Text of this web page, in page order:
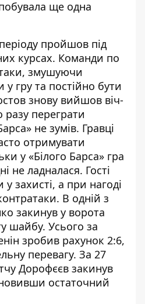
ще одна
пройшов під
курсах. Команди по
змушуючи
у гру та постійно бути
знову вийшов віч-
разу переграти
не зумів. Гравці
отримувати
у «Білого Барса» гра
не ладналася. Гості
у захисті, а при нагоді
В одній з
закинув у ворота
шайбу. Усього за
зробив рахунок 2:6,
перевагу. За 27
Дорофєєв закинув
остаточний